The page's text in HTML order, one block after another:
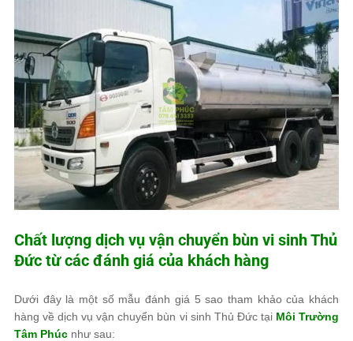
Chất lượng dịch vụ vận chuyển bùn vi sinh Thủ
Đức từ các đánh giá của khách hàng
Dưới đây là một số mẫu đánh giá 5 sao tham khảo của khách
hàng về dịch vụ vận chuyển bùn vi sinh Thủ Đức tại Môi Trường
Tâm Phúc như sau: